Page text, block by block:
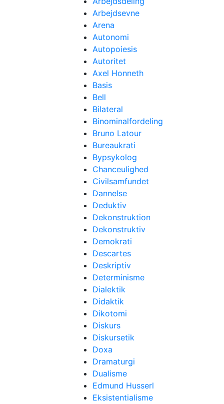
Arbejdsevne
Arena
Autonomi
Autopoiesis
Autoritet
Axel Honneth
Basis
Bell
Bilateral
Binominalfordeling
Bruno Latour
Bureaukrati
Bypsykolog
Chanceulighed
Civilsamfundet
Dannelse
Deduktiv
Dekonstruktion
Dekonstruktiv
Demokrati
Descartes
Deskriptiv
Determinisme
Dialektik
Didaktik
Dikotomi
Diskurs
Diskursetik
Doxa
Dramaturgi
Dualisme
Edmund Husserl
Eksistentialisme